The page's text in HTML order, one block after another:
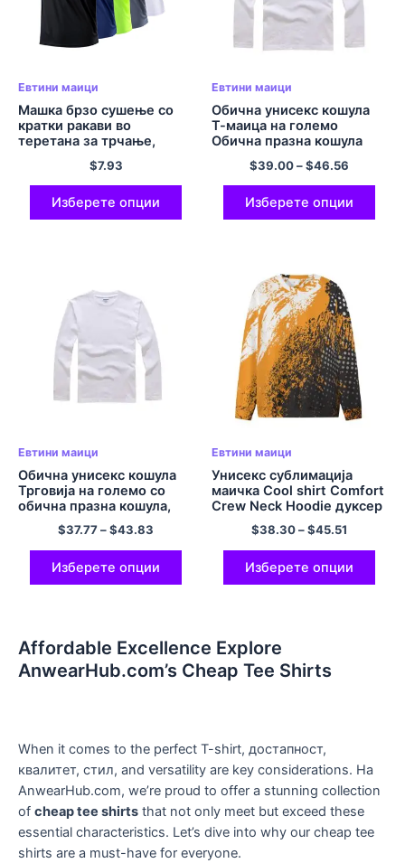
Евтини маици
Машка брзо сушење со
кратки ракави во
теретана за трчање,
маичка за тренирање на
околу вратот за вежбање,
лесни блузи за вежбање
$7.93
Изберете опции
Евтини маици
Обична унисекс кошула
Т-маица на големо
Обична празна кошула
празна маичка маица
маичка 100% Памучна
удобност и мека обична
кошула со големи
димензии Кошули со
$39.00–$46.56
Изберете опции
Евтини маици
Обична унисекс кошула
Трговија на големо со
обична празна кошула,
празна маичка, женска
маица со врат 100%
Памук Удобно и нежно
повеќебојно
$37.77–$43.83
Изберете опции
Евтини маици
Унисекс сублимација
маичка Cool shirt Comfort
Crew Neck Hoodie дуксер
$38.30–$45.51
Изберете опции
Affordable Excellence Explore
AnwearHub.com’s Cheap Tee Shirts
When it comes to the perfect T-shirt, достапност,
квалитет, стил, and versatility are key considerations. На
AnwearHub.com, we’re proud to offer a stunning collection
of cheap tee shirts that not only meet but exceed these
essential characteristics. Let’s dive into why our cheap tee
shirts are a must-have for everyone.